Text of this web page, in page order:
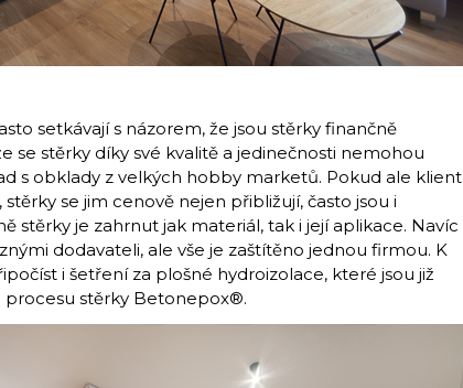
setkávají s názorem, že jsou stěrky finančně
se stěrky díky své kvalitě a jedinečnosti nemohou
s obklady z velkých hobby marketů. Pokud ale klient
se jim cenově nejen přibližují, často jsou i
stěrky je zahrnut jak materiál, tak i její aplikace. Navíc
dodavateli, ale vše je zaštítěno jednou firmou. K
i šetření za plošné hydroizolace, které jsou již
stěrky Betonepox®.